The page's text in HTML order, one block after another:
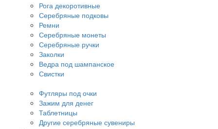
Рога декоротивные
Серебряные подковы
Ремни
Серебряные монеты
Серебряные ручки
Заколки
Ведра под шампанское
Свистки
Футляры под очки
Зажим для денег
Таблетницы
Другие серебряные сувениры